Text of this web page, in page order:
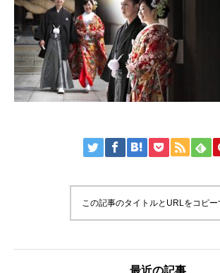
この記事のタイトルとURLをコピー
最近の記事